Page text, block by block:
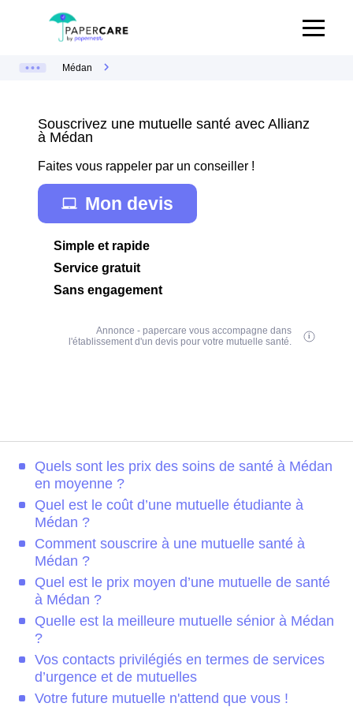
Médan
Souscrivez une mutuelle santé avec Allianz
à Médan
Faites vous rappeler par un conseiller !
Mon devis
Simple et rapide
Service gratuit
Sans engagement
Annonce - papercare vous accompagne dans
l'établissement d'un devis pour votre mutuelle santé.
Quels sont les prix des soins de santé à Médan
en moyenne ?
Quel est le coût d’une mutuelle étudiante à
Médan ?
Comment souscrire à une mutuelle santé à
Médan ?
Quel est le prix moyen d’une mutuelle de santé
à Médan ?
Quelle est la meilleure mutuelle sénior à Médan
?
Vos contacts privilégiés en termes de services
d’urgence et de mutuelles
Votre future mutuelle n'attend que vous !